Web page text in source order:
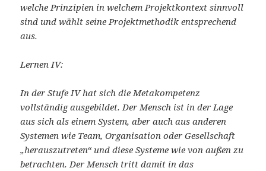
welche Prinzipien in welchem Projektkontext sinnvoll
sind und wählt seine Projektmethodik entsprechend
aus.
Lernen IV:
In der Stufe IV hat sich die Metakompetenz
vollständig ausgebildet. Der Mensch ist in der Lage
aus sich als einem System, aber auch aus anderen
Systemen wie Team, Organisation oder Gesellschaft
„herauszutreten“ und diese Systeme wie von außen zu
betrachten. Der Mensch tritt damit in das